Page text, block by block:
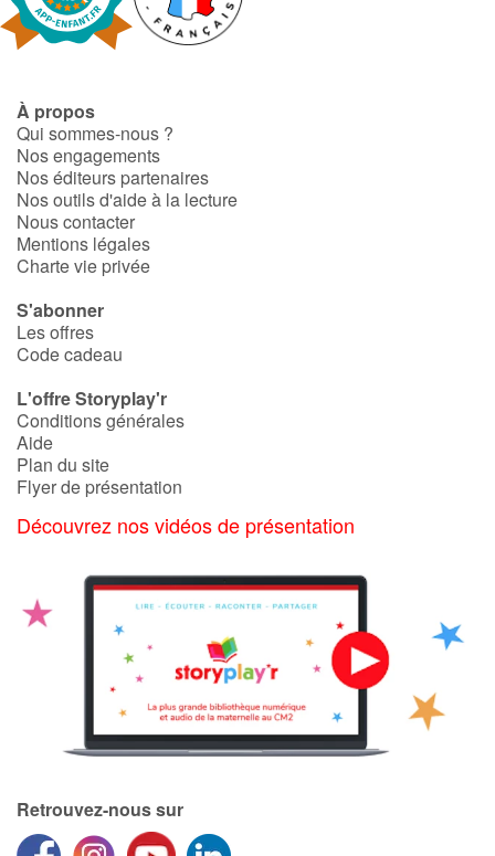
Fable, mythe, littérature et poésie
Ogres, monstres et sorcières
Héroïnes et héros
Écologie, nature, saisons
Les animaux
Voyage, épopée, enquête, aventure
Autour du monde
Apprentissage
Art, espace, activité
En famille
Quotidien et loisirs
Amour et amitié
À propos
Qui sommes-nous ?
Nos engagements
Nos éditeurs partenaires
Nos outils d'aide à la lecture
Nous contacter
Mentions légales
Charte vie privée
S'abonner
Les offres
Code cadeau
L'offre Storyplay'r
Conditions générales
Aide
Plan du site
Flyer de présentation
Découvrez nos vidéos de présentation
Retrouvez-nous sur